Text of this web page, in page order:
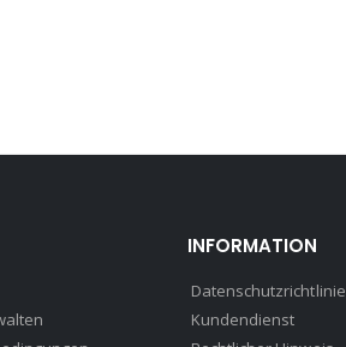
INFORMATION
Datenschutzrichtlinie
Kundendienst